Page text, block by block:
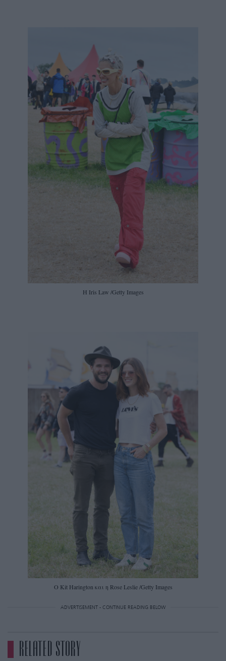
H Iris Law /Getty Images
O Kit Harington και η Rose Leslie /Getty Images
ADVERTISEMENT - CONTINUE READING BELOW
RELATED STORY